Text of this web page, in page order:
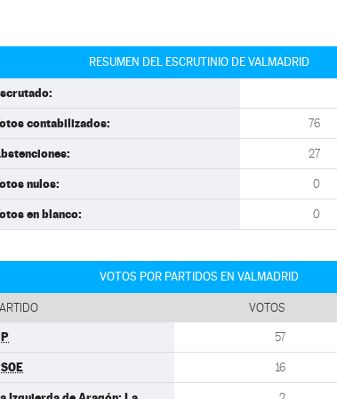
RESUMEN DEL ESCRUTINIO DE VALMADRID
contabilizados: 76
27
nulos: 0
en blanco: 0
VOTOS POR PARTIDOS EN VALMADRID
VOTOS
57
16